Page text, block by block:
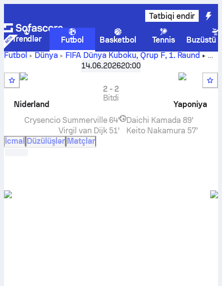
Tətbiqi endir
Trendlər Futbol Basketbol Tennis
Buzüstü
Futbol
Dünya FİFA Dünya Kuboku, Qrup F, 1. Raund
canlı hesab, başabaş mübarizə
nəticələri, turnir cədvəli və proqnoz
14.06.202620:00
Niderland
2-2
Bitdi
Yaponiya
Crysencio Summerville 64'
Virgil van Dijk 51'
Daichi Kamada 89'
Keito Nakamura 57'
İcmal Düzülüşlər Matçlar